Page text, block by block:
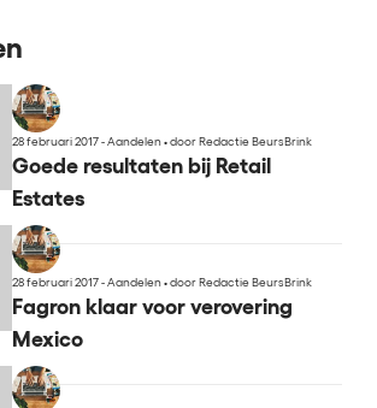
28 februari 2017 - Aandelen•door Redactie BeursBrink
Goede resultaten bij Retail
Estates
28 februari 2017 - Aandelen•door Redactie BeursBrink
Fagron klaar voor verovering
Mexico